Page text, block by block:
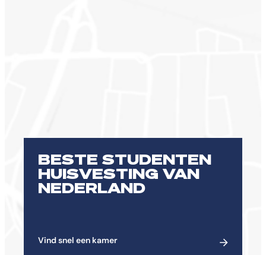
BESTE STUDENTEN
HUISVESTING VAN
NEDERLAND
Vind snel een kamer